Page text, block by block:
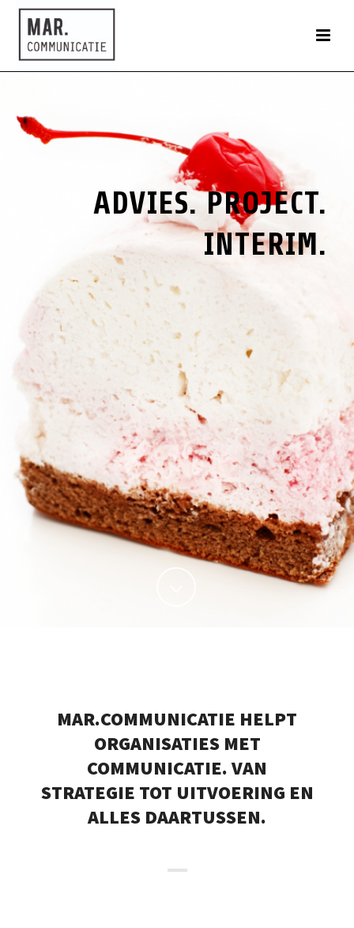
ADVIES. PROJECT.
INTERIM.
MAR.COMMUNICATIE HELPT
ORGANISATIES MET
COMMUNICATIE. VAN
STRATEGIE TOT UITVOERING EN
ALLES DAARTUSSEN.